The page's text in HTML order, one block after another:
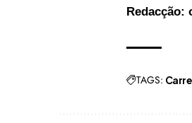
Redacção:
TAGS: